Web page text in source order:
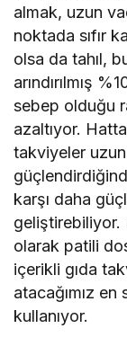
almak, uzun
noktada sıfır
olsa da tahıl,
arındırılmış
sebep olduğu
azaltıyor.
takviyeler uzun
karşı daha
geliştirebiliyor.
olarak patili
içerikli gıda
atacağımız en
kullanıyor.